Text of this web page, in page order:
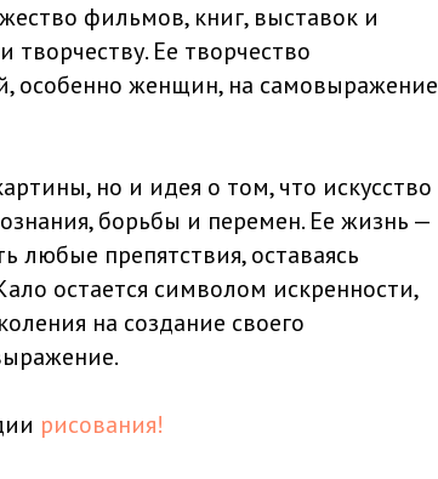
фильмов, книг, выставок и
Ее творчество
особенно женщин, на самовыражение
но и идея о том, что искусство
борьбы и перемен. Ее жизнь —
любые препятствия, оставаясь
остается символом искренности,
на создание своего
рисования!